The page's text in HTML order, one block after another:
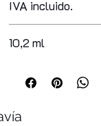
acid/neopentyl
copolymer, acetyl
acrylates
dibenzoate,
IVA incluido.
10,2 ml